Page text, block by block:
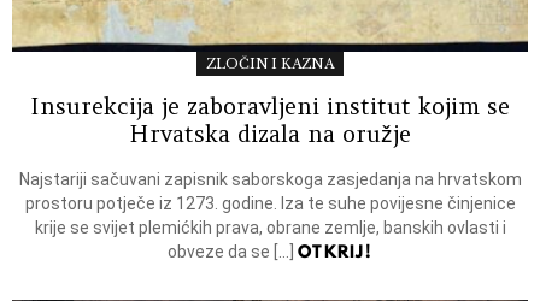
ZLOČIN I KAZNA
Insurekcija je zaboravljeni institut kojim se
Hrvatska dizala na oružje
Najstariji sačuvani zapisnik saborskoga zasjedanja na hrvatskom
prostoru potječe iz 1273. godine. Iza te suhe povijesne činjenice
krije se svijet plemićkih prava, obrane zemlje, banskih ovlasti i
obveze da se […] OTKRIJ!